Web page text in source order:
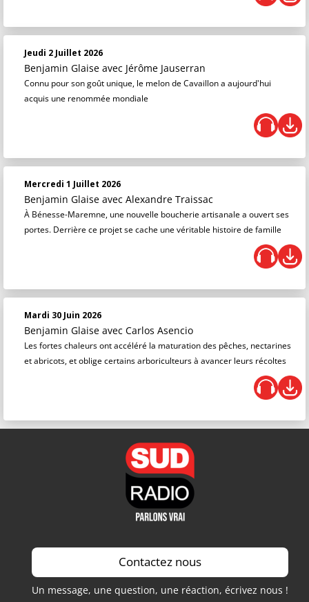
Jeudi 2 Juillet 2026
Benjamin Glaise avec Jérôme Jauserran
Connu pour son goût unique, le melon de Cavaillon a aujourd'hui
acquis une renommée mondiale
Mercredi 1 Juillet 2026
Benjamin Glaise avec Alexandre Traissac
À Bénesse-Maremne, une nouvelle boucherie artisanale a ouvert ses
portes. Derrière ce projet se cache une véritable histoire de famille
Mardi 30 Juin 2026
Benjamin Glaise avec Carlos Asencio
Les fortes chaleurs ont accéléré la maturation des pêches, nectarines
et abricots, et oblige certains arboriculteurs à avancer leurs récoltes
Contactez nous
Un message, une question, une réaction, écrivez nous !